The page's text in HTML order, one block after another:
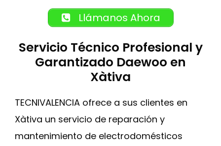
Llámanos Ahora
Servicio Técnico Profesional y
Garantizado Daewoo en
Xàtiva
TECNIVALENCIA ofrece a sus clientes en
Xàtiva un servicio de reparación y
mantenimiento de electrodomésticos